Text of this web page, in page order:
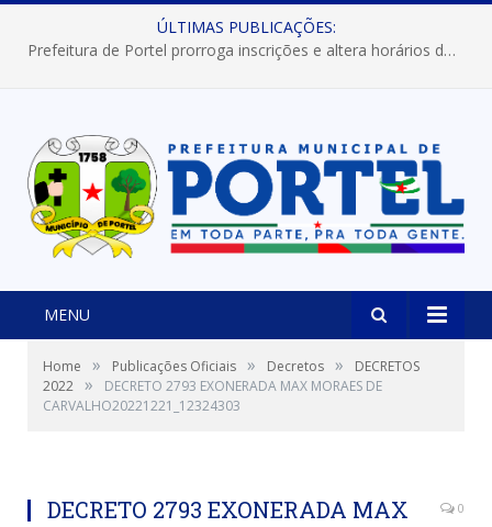
ÚLTIMAS PUBLICAÇÕES:
Prefeitura de Portel prorroga inscrições e altera horários dos concursos “Musa” e “Miss Mix Verão 2026”
MENU
Home » Publicações Oficiais » Decretos »
DECRETOS
2022 »
DECRETO 2793 EXONERADA MAX MORAES DE
CARVALHO20221221_12324303
DECRETO 2793 EXONERADA MAX
0